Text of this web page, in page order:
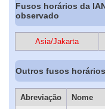
Fusos horários da
observado
Asia/Jakarta
Outros fusos horários
Abreviação
Nome